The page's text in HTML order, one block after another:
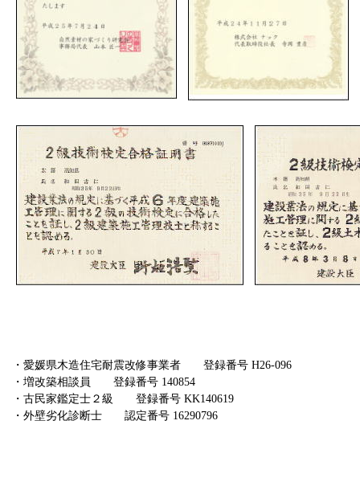
・愛媛県木造住宅耐震改修事業者 登録番号 H26-096
・増改築相談員 登録番号 140854
・古民家鑑定士２級 登録番号 KK140619
・外壁劣化診断士 認定番号 16290796